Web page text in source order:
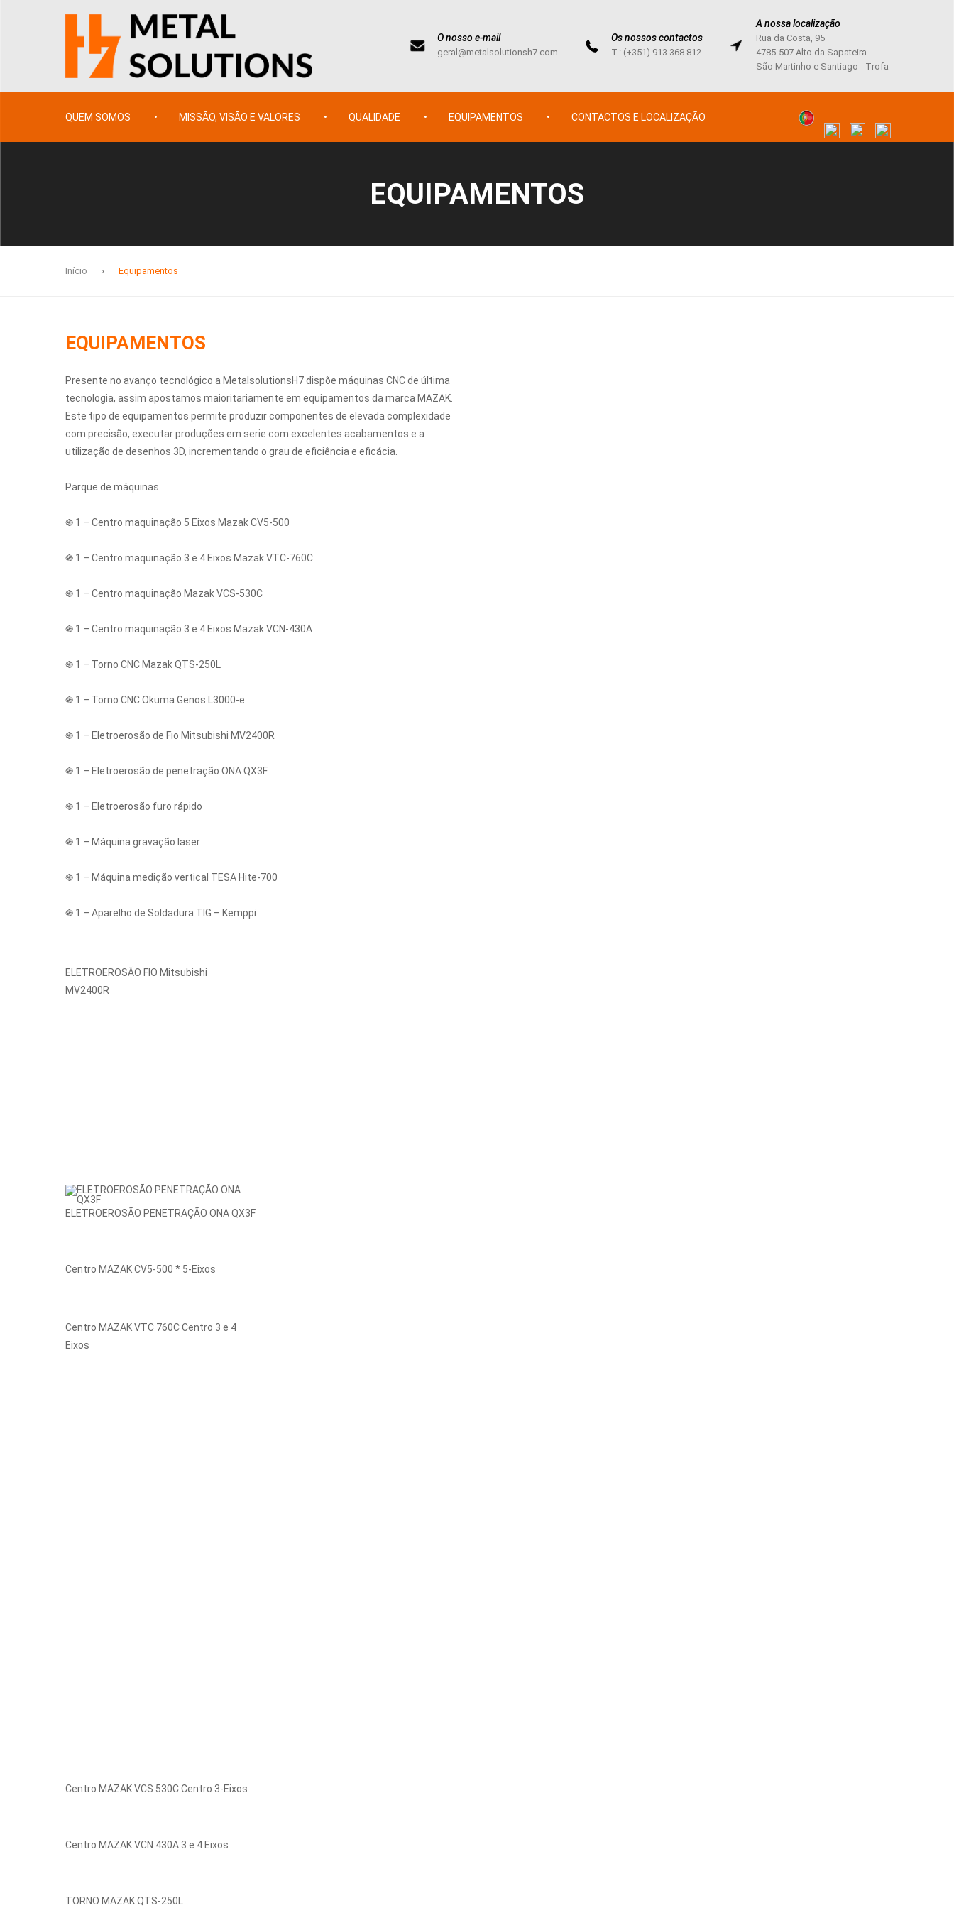
O nosso e-mail
geral@metalsolutionsh7.com
Os nossos contactos
T.: (+351) 913 368 812
A nossa localização
Rua da Costa, 95
4785-507 Alto da Sapateira
São Martinho e Santiago - Trofa
QUEM SOMOS MISSÃO, VISÃO E VALORES QUALIDADE EQUIPAMENTOS CONTACTOS E LOCALIZAÇÃO
EQUIPAMENTOS
Início › Equipamentos
EQUIPAMENTOS
Presente no avanço tecnológico a MetalsolutionsH7 dispõe máquinas CNC de última
tecnologia, assim apostamos maioritariamente em equipamentos da marca MAZAK.
Este tipo de equipamentos permite produzir componentes de elevada complexidade
com precisão, executar produções em serie com excelentes acabamentos e a
utilização de desenhos 3D, incrementando o grau de eficiência e eficácia.
Parque de máquinas
֍ 1 – Centro maquinação 5 Eixos Mazak CV5-500
֍ 1 – Centro maquinação 3 e 4 Eixos Mazak VTC-760C
֍ 1 – Centro maquinação Mazak VCS-530C
֍ 1 – Centro maquinação 3 e 4 Eixos Mazak VCN-430A
֍ 1 – Torno CNC Mazak QTS-250L
֍ 1 – Torno CNC Okuma Genos L3000-e
֍ 1 – Eletroerosão de Fio Mitsubishi MV2400R
֍ 1 – Eletroerosão de penetração ONA QX3F
֍ 1 – Eletroerosão furo rápido
֍ 1 – Máquina gravação laser
֍ 1 – Máquina medição vertical TESA Hite-700
֍ 1 – Aparelho de Soldadura TIG – Kemppi
ELETROEROSÃO FIO Mitsubishi
MV2400R
ELETROEROSÃO PENETRAÇÃO ONA QX3F
Centro MAZAK CV5-500 * 5-Eixos
Centro MAZAK VTC 760C Centro 3 e 4
Eixos
Centro MAZAK VCS 530C Centro 3-Eixos
Centro MAZAK VCN 430A 3 e 4 Eixos
TORNO MAZAK QTS-250L